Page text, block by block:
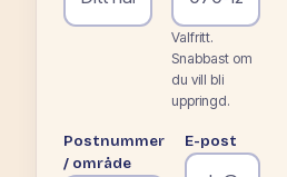
Valfritt.
Snabbast om
du vill bli
uppringd.
Postnummer
/ område
E-post